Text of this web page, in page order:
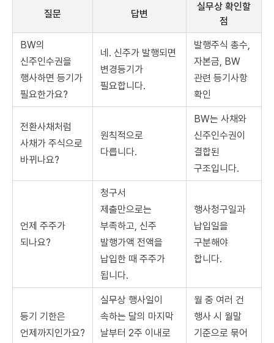
질문 답변
실무상 확인할
점
BW의
신주인수권을
행사하면 등기가
필요한가요?
네. 신주가 발행되면
변경등기가
필요합니다.
발행주식 총수,
자본금, BW
관련 등기사항
확인
전환사채처럼
사채가 주식으로
바뀌나요?
원칙적으로
다릅니다.
BW는 사채와
신주인수권이
결합된
구조입니다.
언제 주주가
되나요?
청구서
제출만으로는
부족하고, 신주
발행가액 전액을
납입한 때 주주가
됩니다.
행사청구일과
납입일을
구분해야
합니다.
등기 기한은
언제까지인가요?
실무상 행사일이
속하는 달의 마지막
날부터 2주 이내로
월 중 여러 건
행사 시 월말
기준으로 묶어